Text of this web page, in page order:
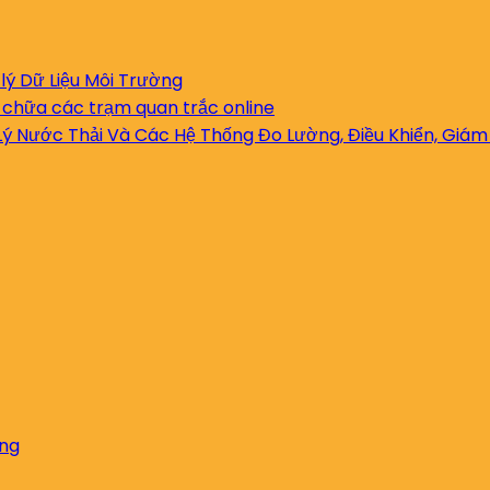
Dữ Liệu Môi Trường
các trạm quan trắc online
Nước Thải Và Các Hệ Thống Đo Lường, Điều Khiển,